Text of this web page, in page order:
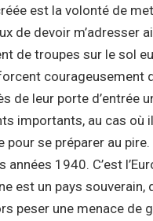
est la volonté de
de devoir m’adresser
de troupes sur le sol
courageusement
de leur porte d’entrée
importants, au cas où
se préparer au
1940. C’est
est un pays
peser une menace de